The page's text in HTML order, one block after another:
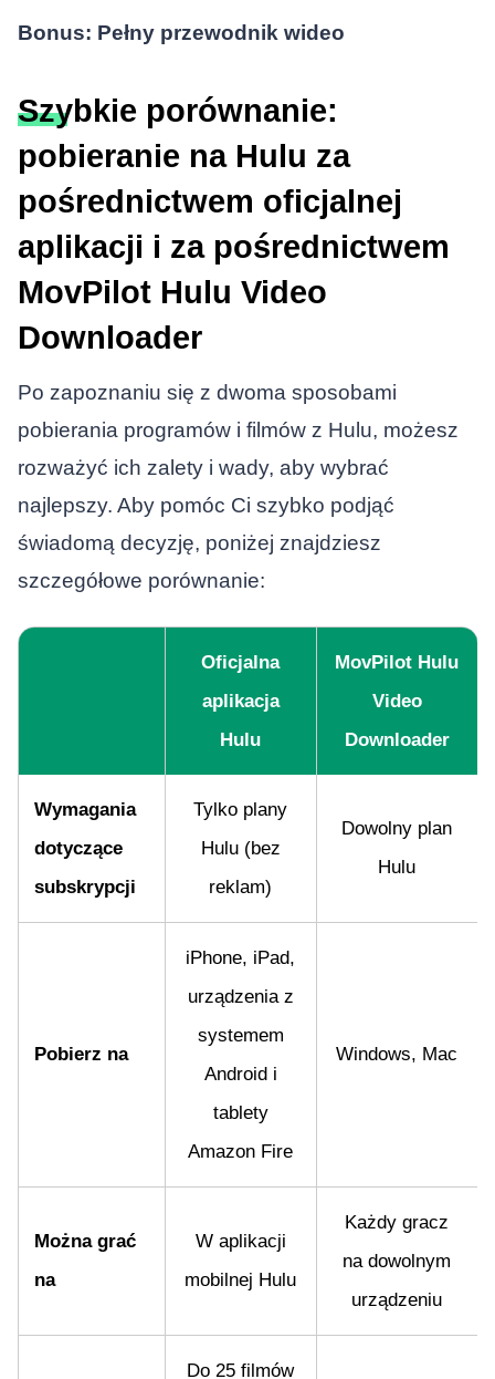
Bonus: Pełny przewodnik wideo
Szybkie porównanie:
pobieranie na Hulu za
pośrednictwem oficjalnej
aplikacji i za pośrednictwem
MovPilot Hulu Video
Downloader
Po zapoznaniu się z dwoma sposobami
pobierania programów i filmów z Hulu, możesz
rozważyć ich zalety i wady, aby wybrać
najlepszy. Aby pomóc Ci szybko podjąć
świadomą decyzję, poniżej znajdziesz
szczegółowe porównanie:
Oficjalna
aplikacja
Hulu
MovPilot Hulu
Video
Downloader
Wymagania
dotyczące
subskrypcji
Tylko plany
Hulu (bez
reklam)
Dowolny plan
Hulu
Pobierz na
iPhone, iPad,
urządzenia z
systemem
Android i
tablety
Amazon Fire
Windows, Mac
Można grać
na
W aplikacji
mobilnej Hulu
Każdy gracz
na dowolnym
urządzeniu
Do 25 filmów